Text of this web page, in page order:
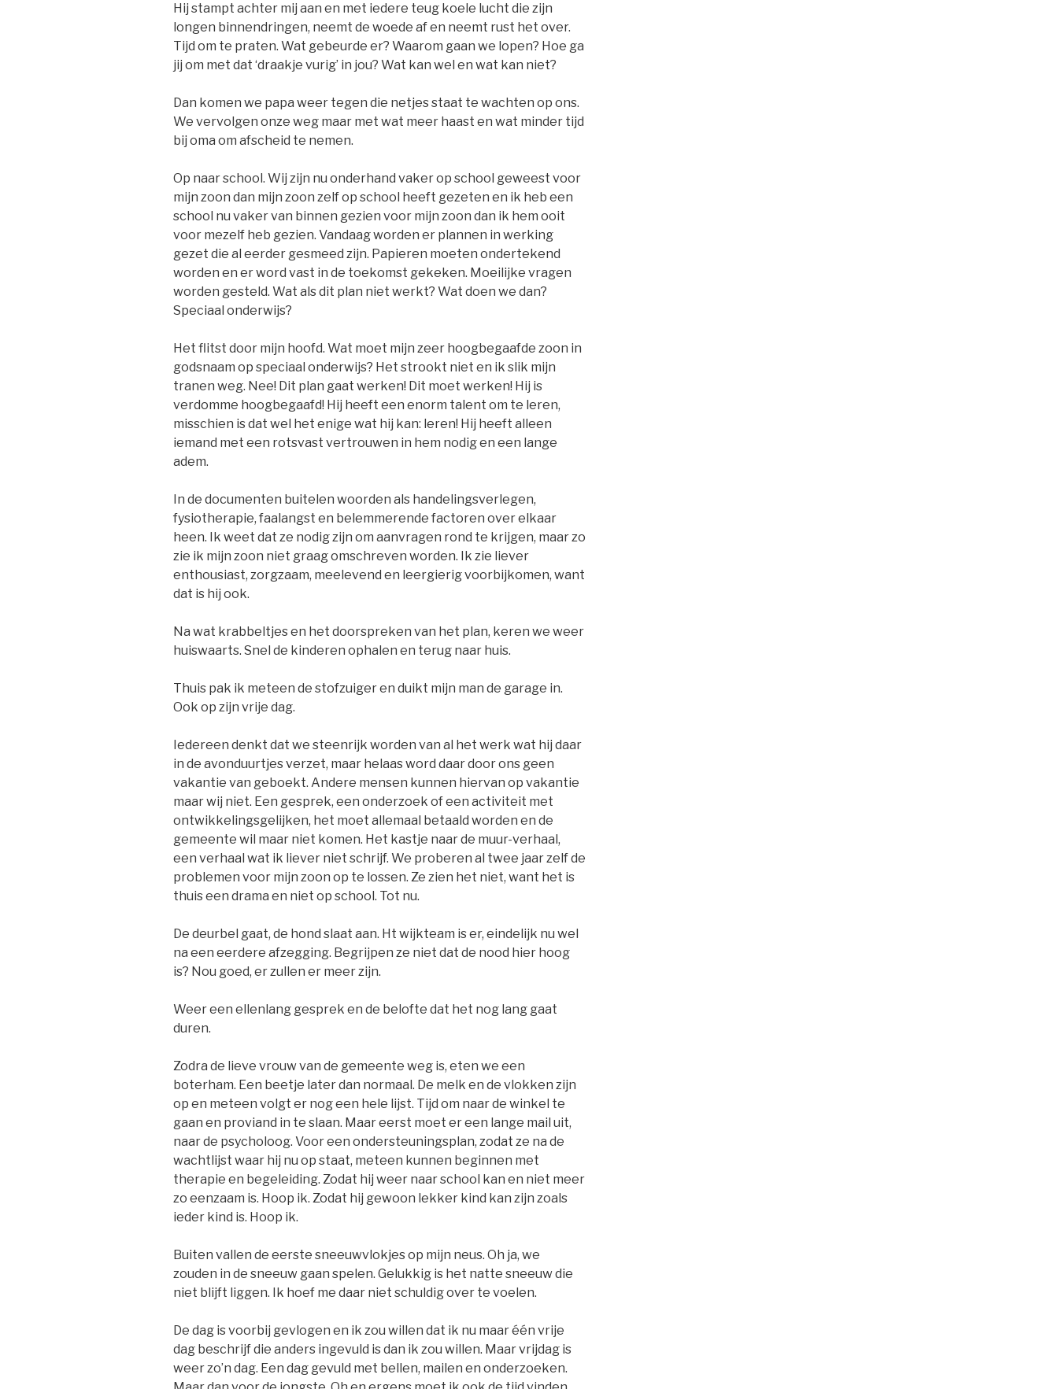
Hij stampt achter mij aan en met iedere teug koele lucht die zijn
longen binnendringen, neemt de woede af en neemt rust het over.
Tijd om te praten. Wat gebeurde er? Waarom gaan we lopen? Hoe ga
jij om met dat ‘draakje vurig’ in jou? Wat kan wel en wat kan niet?
Dan komen we papa weer tegen die netjes staat te wachten op ons.
We vervolgen onze weg maar met wat meer haast en wat minder tijd
bij oma om afscheid te nemen.
Op naar school. Wij zijn nu onderhand vaker op school geweest voor
mijn zoon dan mijn zoon zelf op school heeft gezeten en ik heb een
school nu vaker van binnen gezien voor mijn zoon dan ik hem ooit
voor mezelf heb gezien. Vandaag worden er plannen in werking
gezet die al eerder gesmeed zijn. Papieren moeten ondertekend
worden en er word vast in de toekomst gekeken. Moeilijke vragen
worden gesteld. Wat als dit plan niet werkt? Wat doen we dan?
Speciaal onderwijs?
Het flitst door mijn hoofd. Wat moet mijn zeer hoogbegaafde zoon in
godsnaam op speciaal onderwijs? Het strookt niet en ik slik mijn
tranen weg. Nee! Dit plan gaat werken! Dit moet werken! Hij is
verdomme hoogbegaafd! Hij heeft een enorm talent om te leren,
misschien is dat wel het enige wat hij kan: leren! Hij heeft alleen
iemand met een rotsvast vertrouwen in hem nodig en een lange
adem.
In de documenten buitelen woorden als handelingsverlegen,
fysiotherapie, faalangst en belemmerende factoren over elkaar
heen. Ik weet dat ze nodig zijn om aanvragen rond te krijgen, maar zo
zie ik mijn zoon niet graag omschreven worden. Ik zie liever
enthousiast, zorgzaam, meelevend en leergierig voorbijkomen, want
dat is hij ook.
Na wat krabbeltjes en het doorspreken van het plan, keren we weer
huiswaarts. Snel de kinderen ophalen en terug naar huis.
Thuis pak ik meteen de stofzuiger en duikt mijn man de garage in.
Ook op zijn vrije dag.
Iedereen denkt dat we steenrijk worden van al het werk wat hij daar
in de avonduurtjes verzet, maar helaas word daar door ons geen
vakantie van geboekt. Andere mensen kunnen hiervan op vakantie
maar wij niet. Een gesprek, een onderzoek of een activiteit met
ontwikkelingsgelijken, het moet allemaal betaald worden en de
gemeente wil maar niet komen. Het kastje naar de muur-verhaal,
een verhaal wat ik liever niet schrijf. We proberen al twee jaar zelf de
problemen voor mijn zoon op te lossen. Ze zien het niet, want het is
thuis een drama en niet op school. Tot nu.
De deurbel gaat, de hond slaat aan. Ht wijkteam is er, eindelijk nu wel
na een eerdere afzegging. Begrijpen ze niet dat de nood hier hoog
is? Nou goed, er zullen er meer zijn.
Weer een ellenlang gesprek en de belofte dat het nog lang gaat
duren.
Zodra de lieve vrouw van de gemeente weg is, eten we een
boterham. Een beetje later dan normaal. De melk en de vlokken zijn
op en meteen volgt er nog een hele lijst. Tijd om naar de winkel te
gaan en proviand in te slaan. Maar eerst moet er een lange mail uit,
naar de psycholoog. Voor een ondersteuningsplan, zodat ze na de
wachtlijst waar hij nu op staat, meteen kunnen beginnen met
therapie en begeleiding. Zodat hij weer naar school kan en niet meer
zo eenzaam is. Hoop ik. Zodat hij gewoon lekker kind kan zijn zoals
ieder kind is. Hoop ik.
Buiten vallen de eerste sneeuwvlokjes op mijn neus. Oh ja, we
zouden in de sneeuw gaan spelen. Gelukkig is het natte sneeuw die
niet blijft liggen. Ik hoef me daar niet schuldig over te voelen.
De dag is voorbij gevlogen en ik zou willen dat ik nu maar één vrije
dag beschrijf die anders ingevuld is dan ik zou willen. Maar vrijdag is
weer zo’n dag. Een dag gevuld met bellen, mailen en onderzoeken.